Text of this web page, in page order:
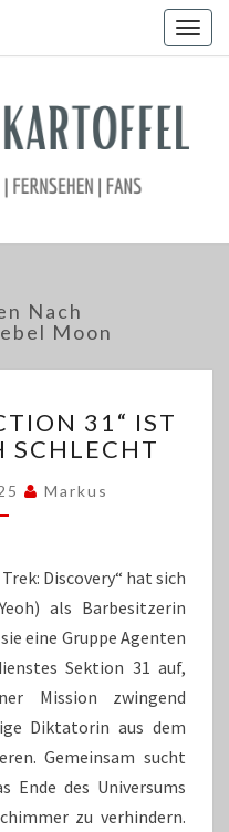
Nach
Moon
31“ IST
SCHLECHT
Markus
Discovery“ hat sich
als Barbesitzerin
eine Gruppe Agenten
Sektion 31 auf,
Mission zwingend
Diktatorin aus dem
Gemeinsam sucht
Ende des Universums
zu verhindern.